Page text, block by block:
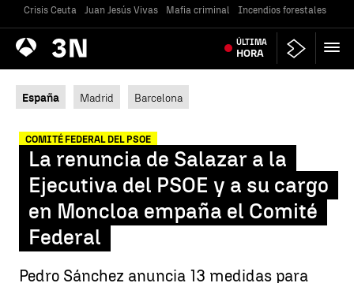
Crisis Ceuta Juan Jesús Vivas Mafia criminal Incendios forestales
Antena
3 Noticias ÚLTIMA
HORA
España Madrid Barcelona
COMITÉ FEDERAL DEL PSOE
La renuncia de Salazar a la
Ejecutiva del PSOE y a su cargo
en Moncloa empaña el Comité
Federal
Pedro Sánchez anuncia 13 medidas para